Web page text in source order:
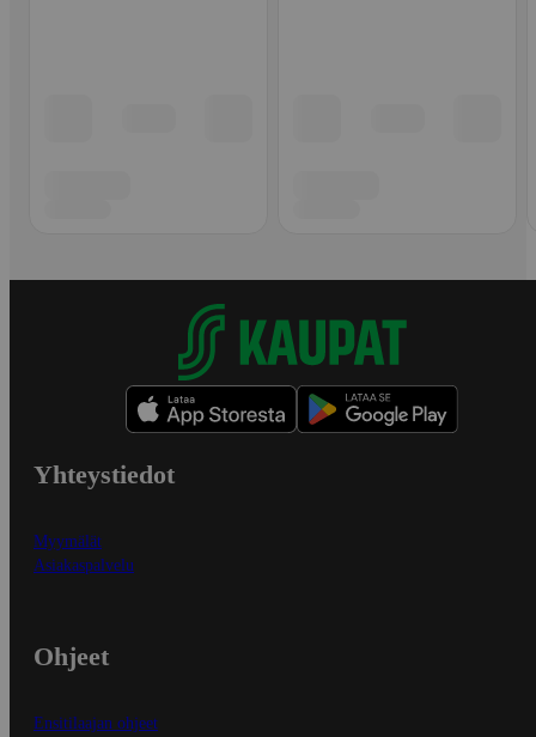
Yhteystiedot
Myymälät
Asiakaspalvelu
Ohjeet
Ensitilaajan ohjeet